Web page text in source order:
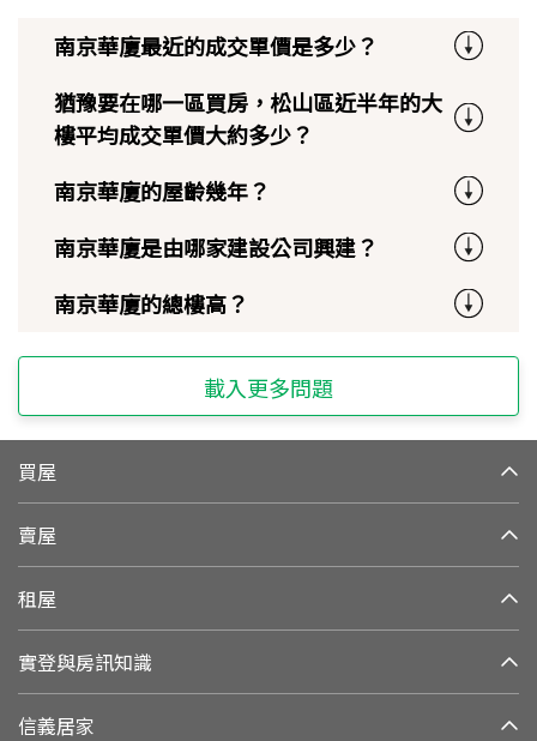
南京華廈最近的成交單價是多少？
猶豫要在哪一區買房，松山區近半年的大
樓平均成交單價大約多少？
南京華廈的屋齡幾年？
南京華廈是由哪家建設公司興建？
南京華廈的總樓高？
載入更多問題
買屋
賣屋
租屋
實登與房訊知識
信義居家